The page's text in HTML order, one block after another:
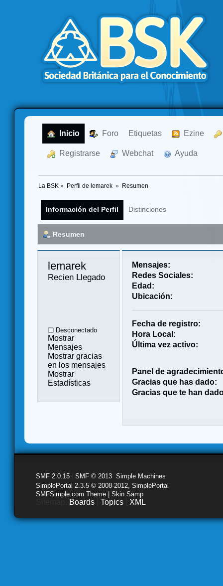
Inicio Foro Etiquetas Ezine
Registrarse Webchat Ayuda
La BSK » Perfil de lemarek » Resumen
Información del Perfil Distinciones
Resumen
lemarek
Recien Llegado
Desconectado
Mostrar
Mensajes
Mostrar gracias
en los mensajes
Mostrar
Estadísticas
Mensajes:
Redes Sociales:
Edad:
Ubicación:
Fecha de registro:
Hora Local:
Última vez activo:
Panel de
Gracias que has dado:
Gracias que te han
SMF 2.0.15 SMF © 2013 Simple Machines
SimplePortal 2.3.5 © 2008-2012, SimplePortal
SMFSimple.com Theme | Skin Samp
Boards Topics XML